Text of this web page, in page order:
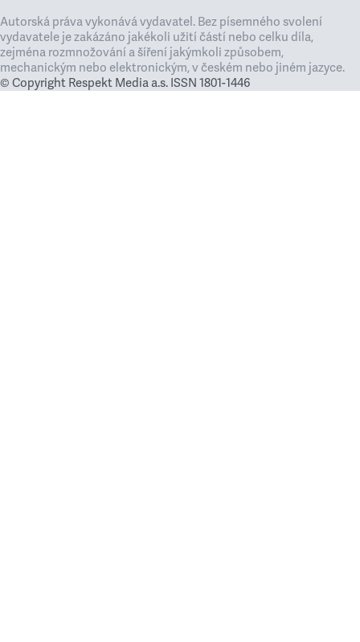
Autorská práva vykonává vydavatel. Bez písemného svolení
vydavatele je zakázáno jakékoli užití částí nebo celku díla,
zejména rozmnožování a šíření jakýmkoli způsobem,
mechanickým nebo elektronickým, v českém nebo jiném jazyce.
© Copyright Respekt Media a.s. ISSN 1801-1446